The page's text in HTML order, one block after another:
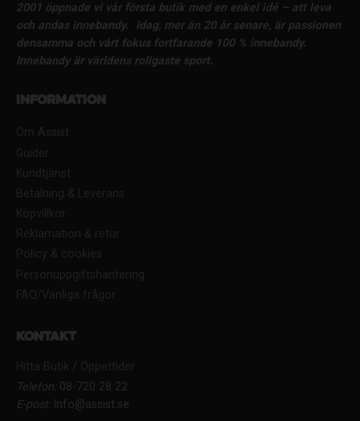
2001 öppnade vi vår första butik med en enkel idé – att leva
och andas innebandy.
Idag, mer än 20 år senare, är passionen
densamma och vårt fokus fortfarande 100 % innebandy.
Innebandy är världens roligaste sport.
Information
Om Assist
Guider
Kundtjänst
Betalning & Leverans
Köpvillkor
Reklamation & retur
Policy & cookies
Personuppgiftshantering
FAQ/Vanliga frågor
Kontakt
Hitta Butik / Öppettider
Telefon:08-720 28 22
E-post:Info@assist.se